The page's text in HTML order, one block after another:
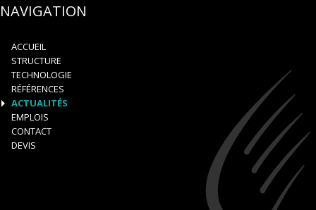
NAVIGATION
ACCUEIL
STRUCTURE
TECHNOLOGIE
RÉFÉRENCES
ACTUALITÉS
EMPLOIS
CONTACT
DEVIS